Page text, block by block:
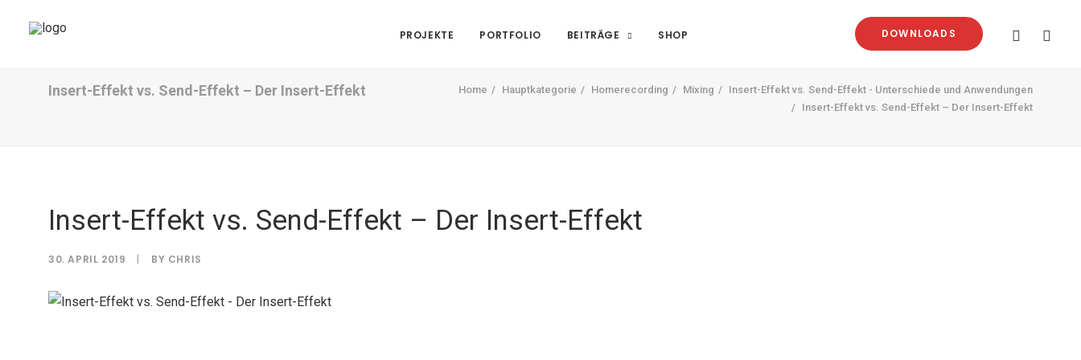
PROJEKTE PORTFOLIO BEITRÄGE SHOP DOWNLOADS
Insert-Effekt vs. Send-Effekt – Der Insert-Effekt Home Hauptkategorie Homerecording Mixing
Insert-Effekt vs. Send-Effekt - Unterschiede und Anwendungen
Insert-Effekt vs. Send-Effekt – Der Insert-Effekt
Insert-Effekt vs. Send-Effekt – Der Insert-Effekt
30. APRIL 2019 | BY CHRIS